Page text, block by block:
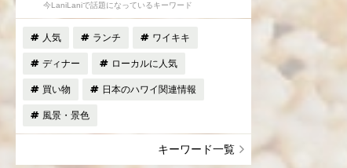
今LaniLaniで話題になっているキーワード
人気 ランチ ワイキキ
ディナー ローカルに人気
買い物 日本のハワイ関連情報
風景・景色
キーワード一覧